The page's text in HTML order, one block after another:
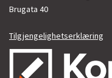
Brugata 40
Tilgjengelighetserklæring